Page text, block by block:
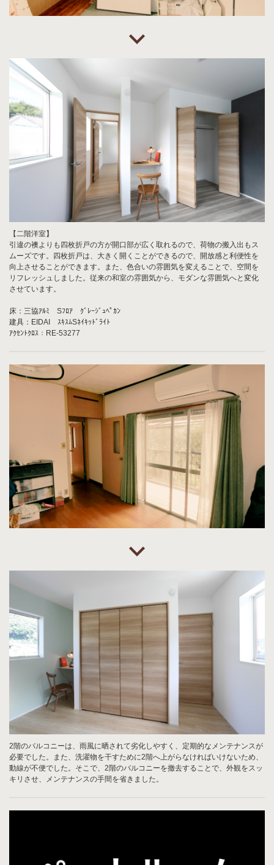
【二階洋室】
引違の襖よりも四枚折戸の方が開口部が広く取れるので、荷物の搬入出もス
ムーズです。四枚折戸は、大きく開くことができるので、開放感と利便性を
向上させることができます。また、色合いの雰囲気を変えることで、空間を
リフレッシュしました。従来の和室の雰囲気から、モダンな雰囲気へと変化
させています。
床：三協ｱﾙﾐ Sﾌﾛｱ ｸﾞﾚｰｼﾞｭﾍﾟｶﾝ
建具：EIDAI ｽｷｽﾑSﾈｲｷｯﾄﾞﾗｲﾄ
ｱｸｾﾝﾄｸﾛｽ：RE-53277
2階のバルコニーは、雨風に晒されて劣化しやすく、定期的なメンテナンスが
必要でした。また、洗濯物を干すために2階へ上がらなければいけないため、
動線が不便でした。そこで、2階のバルコニーを撤去することで、外観をスッ
キリさせ、メンテナンスの手間を省きました。